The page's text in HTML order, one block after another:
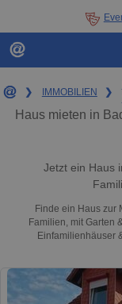
❯ IMMOBILIEN ❯
Haus mieten in
Jetzt ein Haus
Finde ein Haus zur
Familien, mit Garten
Einfamilienhäuser